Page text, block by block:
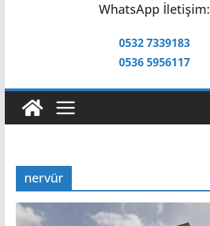
WhatsApp İletişim:
0532 7339183
0536 5956117
nervür